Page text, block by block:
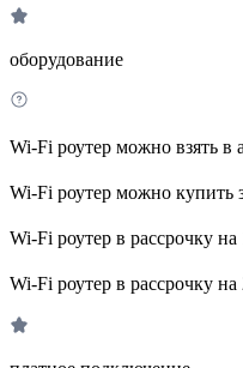
оборудование
Wi-Fi роутер можно взять в
Wi-Fi роутер можно купить
Wi-Fi роутер в рассрочку
Wi-Fi роутер в рассрочку